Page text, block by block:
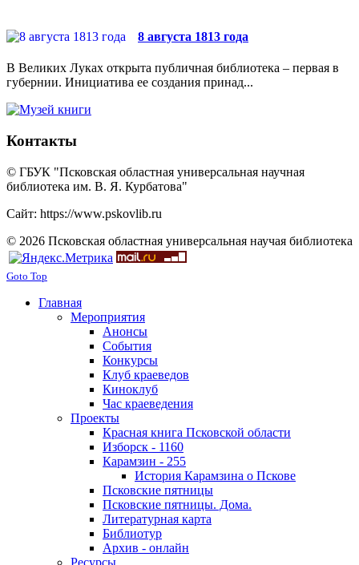
8 августа 1813 года
В Великих Луках открыта публичная библиотека – первая в
губернии. Инициатива ее создания принад...
Контакты
© ГБУК "Псковская областная универсальная научная
библиотека им. В. Я. Курбатова"
Сайт: https://www.pskovlib.ru
© 2026 Псковская областная универсальная научая библиотека
Goto Top
Главная
Мероприятия
Анонсы
События
Конкурсы
Клуб краеведов
Киноклуб
Час краеведения
Проекты
Красная книга Псковской области
Изборск - 1160
Карамзин - 255
История Карамзина о Пскове
Псковские пятницы
Псковские пятницы. Дома.
Литературная карта
Библиотур
Архив - онлайн
Ресурсы